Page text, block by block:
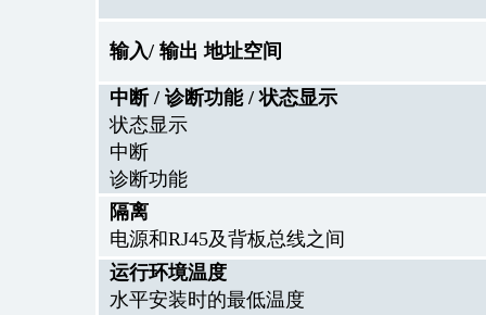
输入/ 输出 地址空间
中断 / 诊断功能 / 状态显示
状态显示
中断
诊断功能
隔离
电源和RJ45及背板总线之间
运行环境温度
水平安装时的最低温度